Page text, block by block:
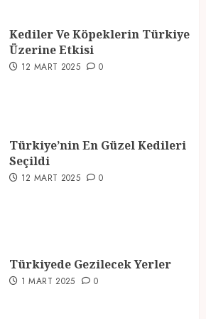
Kediler Ve Köpeklerin Türkiye
Üzerine Etkisi
12 MART 2025 0
Türkiye’nin En Güzel Kedileri
Seçildi
12 MART 2025 0
Türkiyede Gezilecek Yerler
1 MART 2025 0